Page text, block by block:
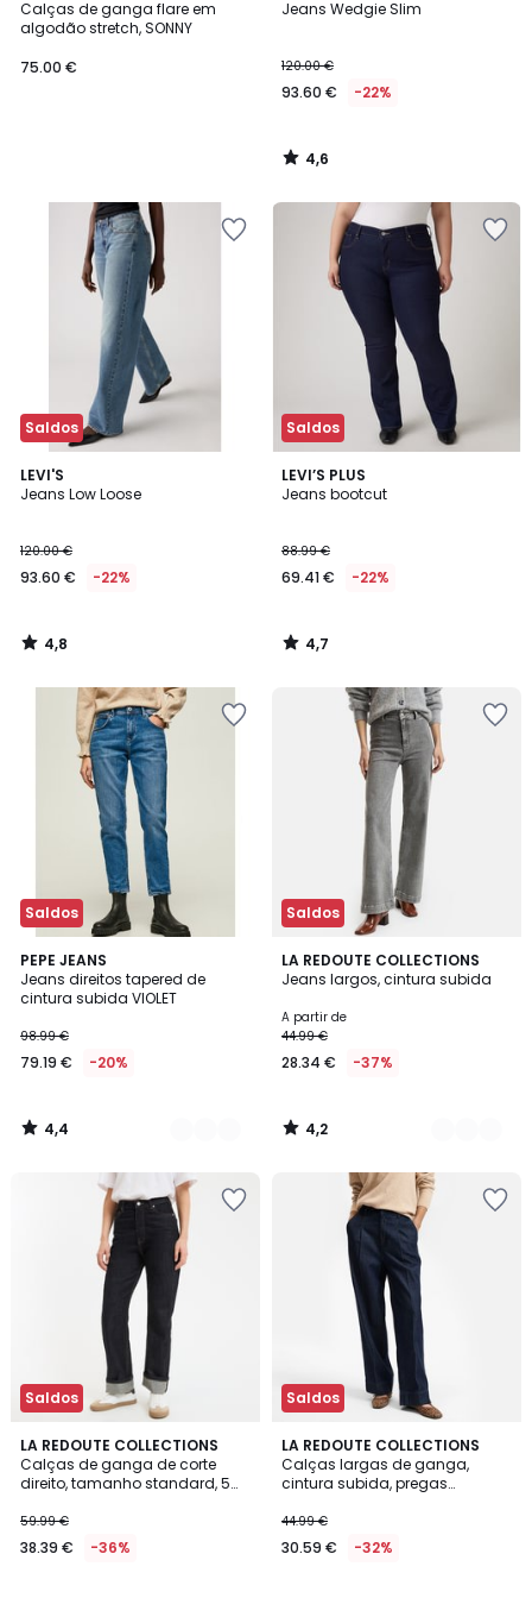
Calças de ganga flare em
algodão stretch, SONNY
75.00 €
Jeans Wedgie Slim
120.00 €
93.60 € -22%
/ 5
4,6
/
Saldos
LEVI'S
Jeans Low Loose
120.00 €
93.60 € -22%
4,8
/ 5
4,8
/
Saldos
LEVI’S PLUS
Jeans bootcut
88.99 €
69.41 € -22%
4,7
/ 5
4,7
/
Saldos
PEPE JEANS
Jeans direitos tapered de
cintura subida VIOLET
98.99 €
79.19 € -20%
4,4
/ 5
2
Cores
4,4
/
Saldos
LA REDOUTE COLLECTIONS
Jeans largos, cintura subida
A partir de
44.99 €
28.34 € -37%
4,2
/ 5
2
Cores
4,2
/
Saldos
LA REDOUTE COLLECTIONS
Calças de ganga de corte
direito, tamanho standard, 5
59.99 €
38.39 € -36%
4,2
/ 5
Saldos
LA REDOUTE COLLECTIONS
Calças largas de ganga,
cintura subida, pregas
44.99 €
30.59 € -32%
4,5
/ 5